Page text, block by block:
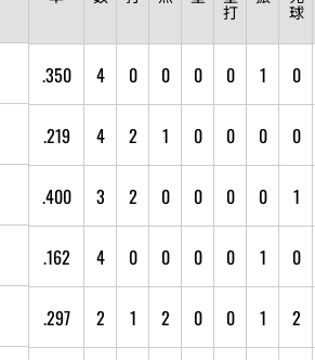
打 球
.350 4 0 0 0 0 1 0
.219 4 2 1 0 0 0 0
.400 3 2 0 0 0 0 1
.162 4 0 0 0 0 1 0
.297 2 1 2 0 0 1 2